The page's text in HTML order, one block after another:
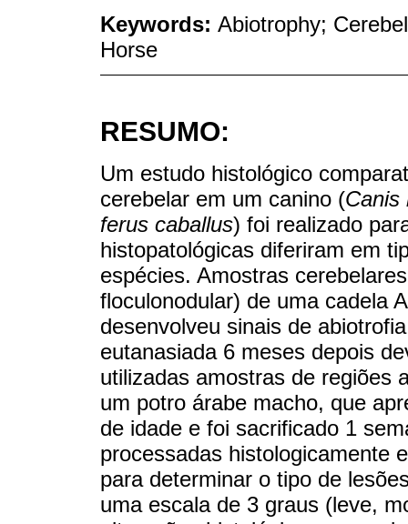
Keywords: Abiotrophy;
Horse
RESUMO:
Um estudo histológico
cerebelar em um canino (Canis
ferus caballus) foi realizado
histopatológicas diferiram em
espécies. Amostras
floculonodular) de uma cadela
desenvolveu sinais de
eutanasiada 6 meses depois
utilizadas amostras de regiões
um potro árabe macho, que
de idade e foi sacrificado 1
processadas histologicamente
para determinar o tipo de
uma escala de 3 graus (leve,